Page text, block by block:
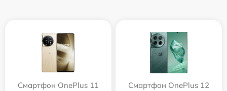
Смартфон OnePlus 11 Смартфон OnePlus 12